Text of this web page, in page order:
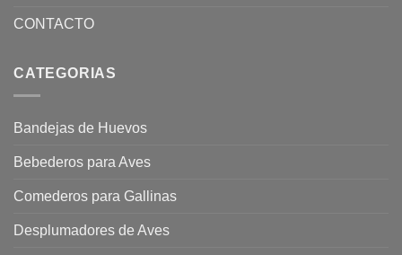
CONTACTO
CATEGORIAS
Bandejas de Huevos
Bebederos para Aves
Comederos para Gallinas
Desplumadores de Aves